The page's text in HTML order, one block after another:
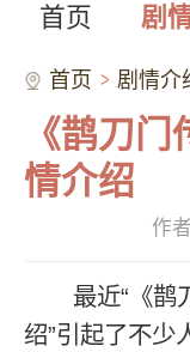
首页 剧
首页 剧情介
《鹊刀
情介绍
作
最近“《鹊
绍”引起了不少